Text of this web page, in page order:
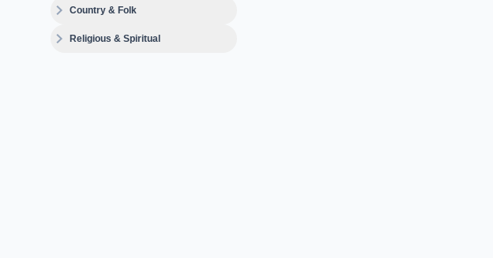
expand_moreCountry & Folk
expand_moreReligious & Spiritual